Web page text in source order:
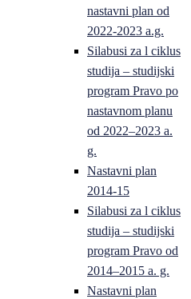
nastavni plan od
2022-2023 a.g.
Silabusi za l ciklus
studija – studijski
program Pravo po
nastavnom planu
od 2022–2023 a.
g.
Nastavni plan
2014-15
Silabusi za l ciklus
studija – studijski
program Pravo od
2014–2015 a. g.
Nastavni plan